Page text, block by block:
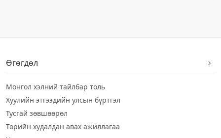
Өгөгдөл
Монгол хэлний тайлбар толь
Хуулийн этгээдийн улсын бүртгэл
Тусгай зөвшөөрөл
Төрийн худалдан авах ажиллагаа